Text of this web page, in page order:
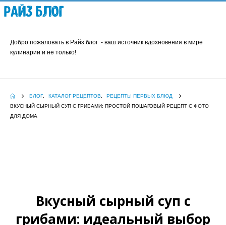
Райз Блог
Добро пожаловать в Райз блог - ваш источник вдохновения в мире
кулинарии и не только!
БЛОГ, КАТАЛОГ РЕЦЕПТОВ
РЕЦЕПТЫ ПЕРВЫХ БЛЮД
ВКУСНЫЙ СЫРНЫЙ СУП С ГРИБАМИ: ПРОСТОЙ ПОШАГОВЫЙ РЕЦЕПТ С ФОТО
ДЛЯ ДОМА
Вкусный сырный суп с
грибами: идеальный выбор